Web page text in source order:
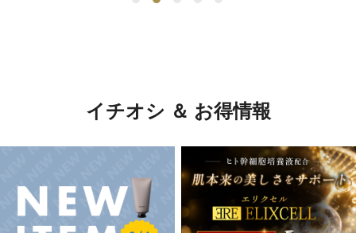
イチオシ ＆ お得情報